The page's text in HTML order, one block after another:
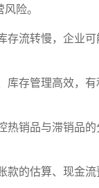
险。
存流转慢，企业
库存管理高效，
热销品与滞销品
的估算、现金流